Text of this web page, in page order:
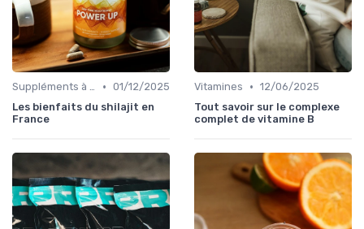
Suppléments à base de plantes • 01/12/2025
Les bienfaits du shilajit en
France
Vitamines • 12/06/2025
Tout savoir sur le complexe
complet de vitamine B